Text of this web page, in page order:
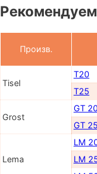
Произв.
Tisel
T20
T25
Grost
GT
GT
Lema
LM
LM